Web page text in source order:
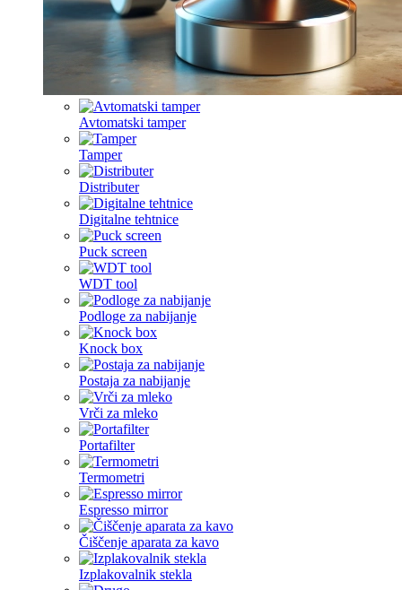
Avtomatski tamper
Tamper
Distributer
Digitalne tehtnice
Puck screen
WDT tool
Podloge za nabijanje
Knock box
Postaja za nabijanje
Vrči za mleko
Portafilter
Termometri
Espresso mirror
Čiščenje aparata za kavo
Izplakovalnik stekla